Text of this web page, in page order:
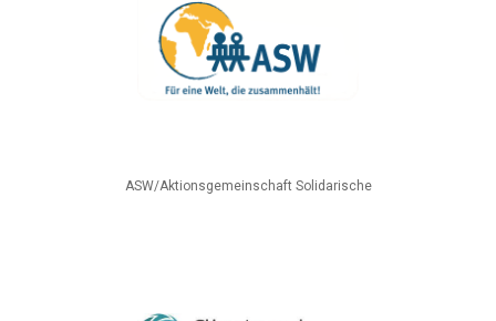
ASW/Aktionsgemeinschaft Solidarische